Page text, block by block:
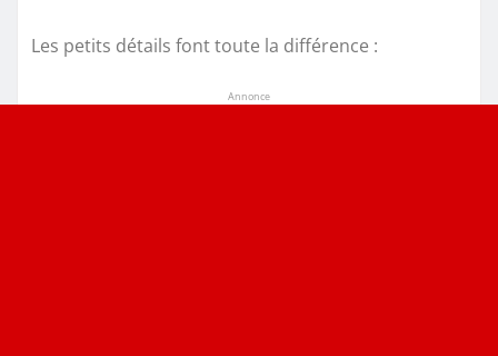
Les petits détails font toute la différence :
Annonce